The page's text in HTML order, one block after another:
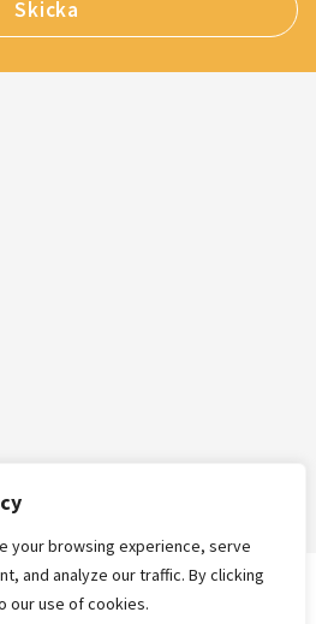
your browsing experience, serve
and analyze our traffic. By clicking
our use of cookies.